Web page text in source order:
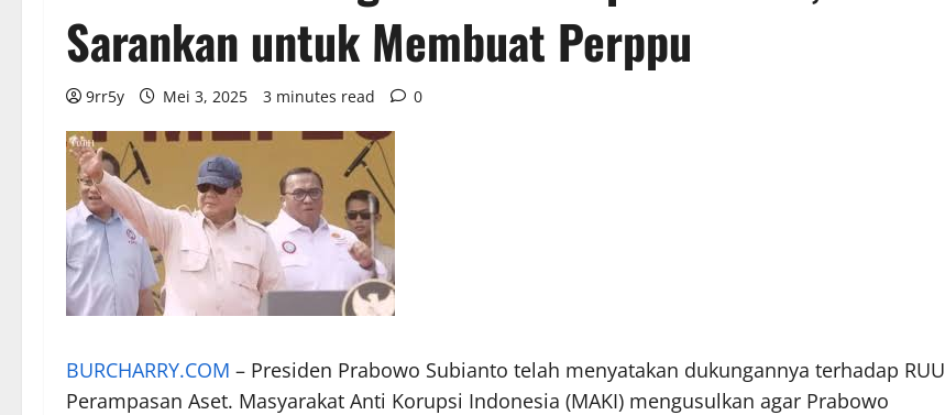
Sarankan untuk Membuat Perppu
9rr5y Mei 3, 2025 3 minutes read 0
BURCHARRY.COM – Presiden Prabowo Subianto telah menyatakan dukungannya terhadap RUU
Perampasan Aset. Masyarakat Anti Korupsi Indonesia (MAKI) mengusulkan agar Prabowo